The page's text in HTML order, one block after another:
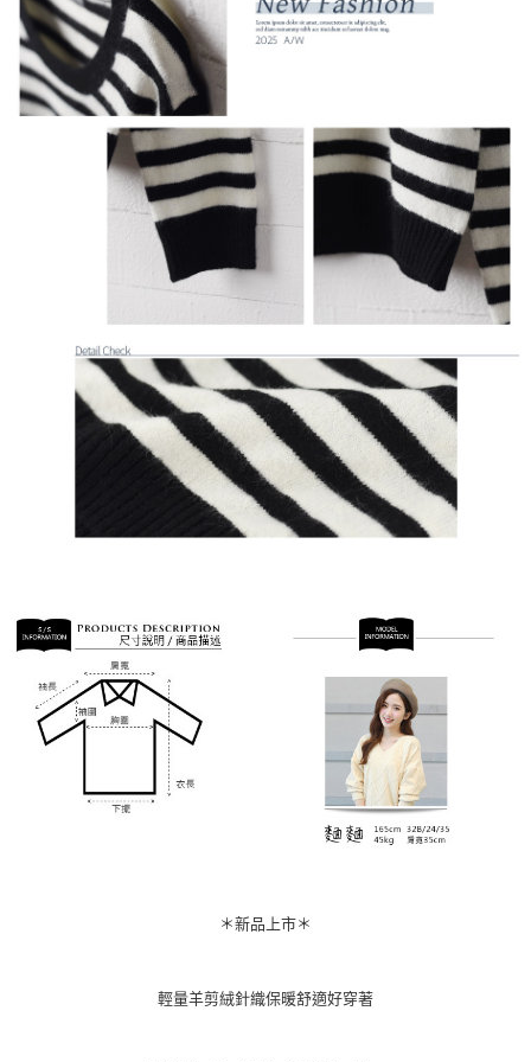
＊新品上市＊
輕量羊剪絨針織保暖舒適好穿著